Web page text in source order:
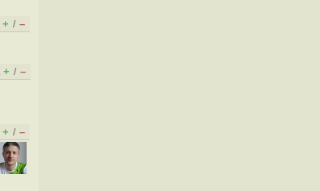
+ / –
+ / –
+ / –